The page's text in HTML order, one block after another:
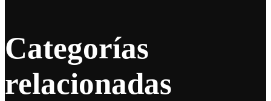
Categorías
relacionadas